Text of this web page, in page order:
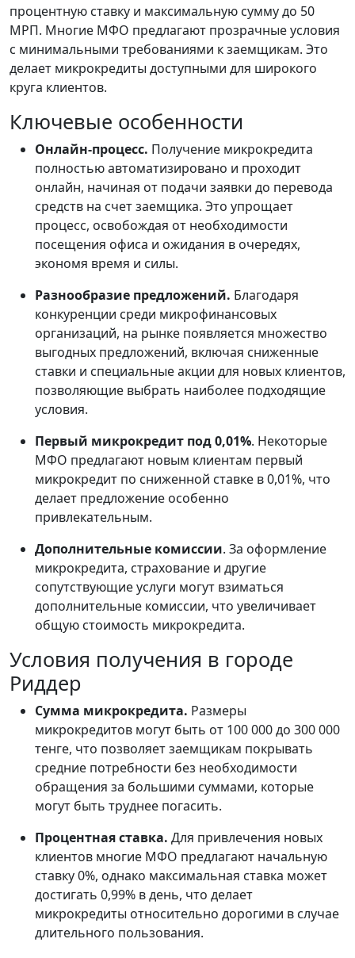
процентную ставку и максимальную сумму до 50
МРП. Многие МФО предлагают прозрачные условия
с минимальными требованиями к заемщикам. Это
делает микрокредиты доступными для широкого
круга клиентов.
Ключевые особенности
Онлайн-процесс. Получение микрокредита
полностью автоматизировано и проходит
онлайн, начиная от подачи заявки до перевода
средств на счет заемщика. Это упрощает
процесс, освобождая от необходимости
посещения офиса и ожидания в очередях,
экономя время и силы.
Разнообразие предложений. Благодаря
конкуренции среди микрофинансовых
организаций, на рынке появляется множество
выгодных предложений, включая сниженные
ставки и специальные акции для новых клиентов,
позволяющие выбрать наиболее подходящие
условия.
Первый микрокредит под 0,01%. Некоторые
МФО предлагают новым клиентам первый
микрокредит по сниженной ставке в 0,01%, что
делает предложение особенно
привлекательным.
Дополнительные комиссии. За оформление
микрокредита, страхование и другие
сопутствующие услуги могут взиматься
дополнительные комиссии, что увеличивает
общую стоимость микрокредита.
Условия получения в городе
Риддер
Сумма микрокредита. Размеры
микрокредитов могут быть от 100 000 до 300 000
тенге, что позволяет заемщикам покрывать
средние потребности без необходимости
обращения за большими суммами, которые
могут быть труднее погасить.
Процентная ставка. Для привлечения новых
клиентов многие МФО предлагают начальную
ставку 0%, однако максимальная ставка может
достигать 0,99% в день, что делает
микрокредиты относительно дорогими в случае
длительного пользования.